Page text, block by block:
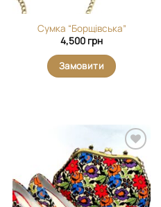
Сумка “Борщівська”
4,500 грн
Замовити
Додати
виріб у
вибране